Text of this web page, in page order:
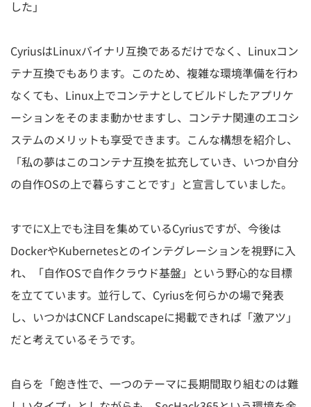
した」
CyriusはLinuxバイナリ互換であるだけでなく、Linuxコン
テナ互換でもあります。このため、複雑な環境準備を行わ
なくても、Linux上でコンテナとしてビルドしたアプリケ
ーションをそのまま動かせますし、コンテナ関連のエコシ
ステムのメリットも享受できます。こんな構想を紹介し、
「私の夢はこのコンテナ互換を拡充していき、いつか自分
の自作OSの上で暮らすことです」と宣言していました。
すでにX上でも注目を集めているCyriusですが、今後は
DockerやKubernetesとのインテグレーションを視野に入
れ、「自作OSで自作クラウド基盤」という野心的な目標
を立てています。並行して、Cyriusを何らかの場で発表
し、いつかはCNCF Landscapeに掲載できれば「激アツ」
だと考えているそうです。
自らを「飽き性で、一つのテーマに長期間取り組むのは難